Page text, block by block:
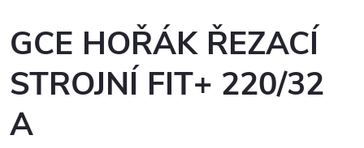
GCE HOŘÁK ŘEZACÍ
STROJNÍ FIT+ 220/32
A